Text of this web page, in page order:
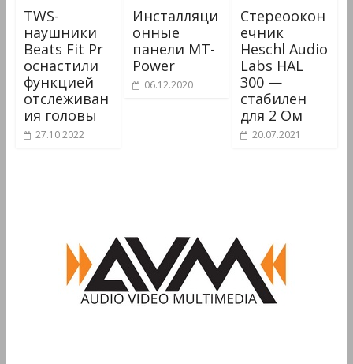
TWS-
наушники
Beats Fit Pr
оснастили
функцией
отслеживан
ия головы
27.10.2022
Инсталляци
онные
панели MT-
Power
06.12.2020
Стереоокон
ечник
Heschl Audio
Labs HAL
300 —
стабилен
для 2 Ом
20.07.2021